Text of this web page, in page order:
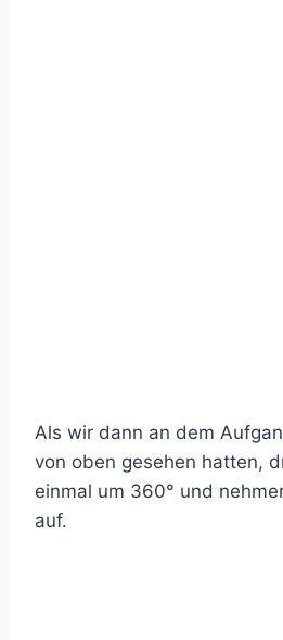
Als wir dann an dem
von oben gesehen hatten,
einmal um 360° und
auf.